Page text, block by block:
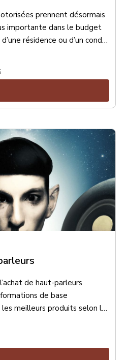
prennent désormais
importante dans le budget
résidence ou d’un condo.
vigueur de la loi canadienne
de toiles à rouleaux
ou corde apparente afin
des risques d’étranglements
et même certains
de haut-parleurs
de base
meilleurs produits selon le
vos goûts musicaux,
budget. Pour faire le bon
connaître vos goûts afin